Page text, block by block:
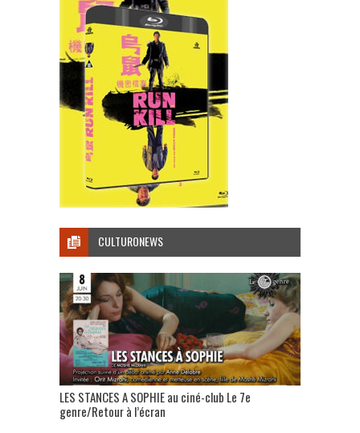
CULTURONEWS
LES STANCES A SOPHIE au ciné-club Le 7e
genre/Retour à l’écran